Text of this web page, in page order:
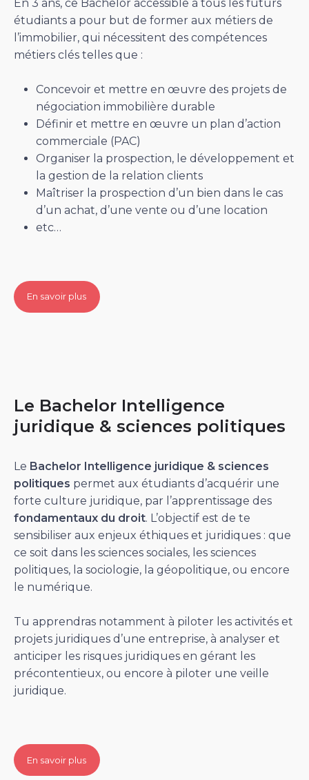
En 3 ans, ce Bachelor accessible à tous les futurs
étudiants a pour but de former aux métiers de
l’immobilier, qui nécessitent des compétences
métiers clés telles que :
Concevoir et mettre en œuvre des projets de
négociation immobilière durable
Définir et mettre en œuvre un plan d’action
commerciale (PAC)
Organiser la prospection, le développement et
la gestion de la relation clients
Maîtriser la prospection d’un bien dans le cas
d’un achat, d’une vente ou d’une location
etc…
En savoir plus
Le Bachelor Intelligence
juridique & sciences politiques
Le Bachelor Intelligence juridique & sciences
politiques permet aux étudiants d’acquérir une
forte culture juridique, par l’apprentissage des
fondamentaux du droit. L’objectif est de te
sensibiliser aux enjeux éthiques et juridiques : que
ce soit dans les sciences sociales, les sciences
politiques, la sociologie, la géopolitique, ou encore
le numérique.
Tu apprendras notamment à piloter les activités et
projets juridiques d’une entreprise, à analyser et
anticiper les risques juridiques en gérant les
précontentieux, ou encore à piloter une veille
juridique.
En savoir plus